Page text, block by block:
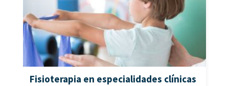
Fisioterapia en especialidades clínicas